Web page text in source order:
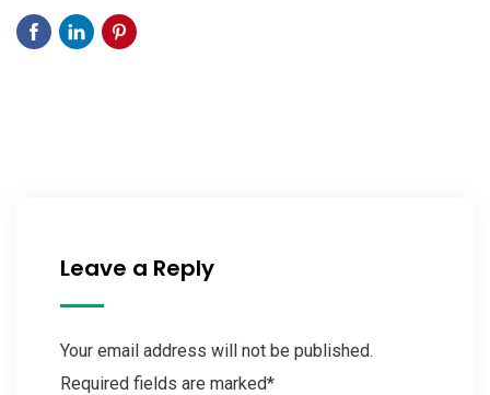
Leave a Reply
Your email address will not be published.
Required fields are marked*